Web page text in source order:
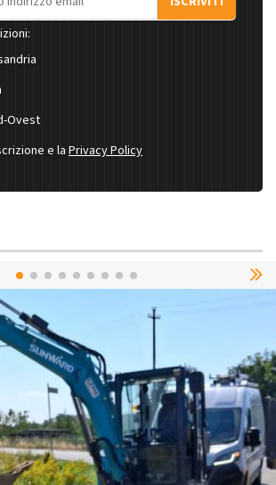
Ovest
e la Privacy Policy